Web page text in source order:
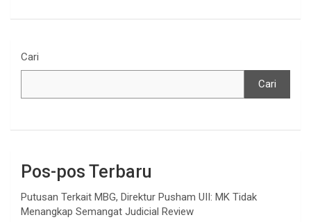
Cari
Cari
Pos-pos Terbaru
Putusan Terkait MBG, Direktur Pusham UII: MK Tidak
Menangkap Semangat Judicial Review